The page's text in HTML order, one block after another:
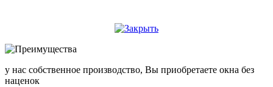
у нас собственное производство, Вы приобретаете окна без
наценок